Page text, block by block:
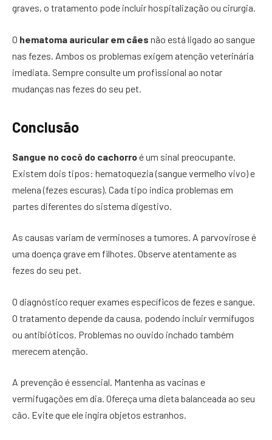
graves, o tratamento pode incluir hospitalização ou cirurgia.
O hematoma auricular em cães não está ligado ao sangue
nas fezes. Ambos os problemas exigem atenção veterinária
imediata. Sempre consulte um profissional ao notar
mudanças nas fezes do seu pet.
Conclusão
Sangue no cocô do cachorroé um sinal preocupante.
Existem dois tipos: hematoquezia (sangue vermelho vivo) e
melena (fezes escuras). Cada tipo indica problemas em
partes diferentes do sistema digestivo.
As causas variam de verminoses a tumores. A parvovirose é
uma doença grave em filhotes. Observe atentamente as
fezes do seu pet.
O diagnóstico requer exames específicos de fezes e sangue.
O tratamento depende da causa, podendo incluir vermífugos
ou antibióticos. Problemas no ouvido inchado também
merecem atenção.
A prevenção é essencial. Mantenha as vacinas e
vermifugações em dia. Ofereça uma dieta balanceada ao seu
cão. Evite que ele ingira objetos estranhos.